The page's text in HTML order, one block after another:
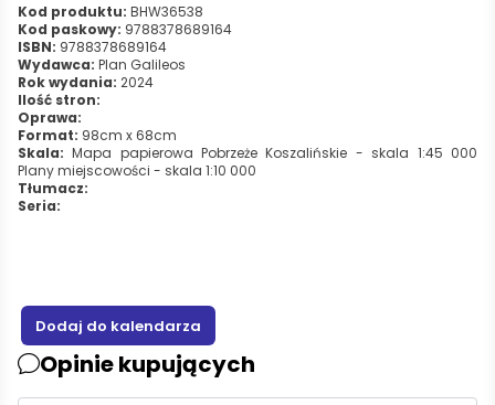
Kod produktu: BHW36538
Kod paskowy: 9788378689164
ISBN: 9788378689164
Wydawca: Plan Galileos
Rok wydania: 2024
Ilość stron:
Oprawa:
Format: 98cm x 68cm
Skala: Mapa papierowa Pobrzeże Koszalińskie - skala 1:45 000
Plany miejscowości - skala 1:10 000
Tłumacz:
Seria:
Opinie kupujących